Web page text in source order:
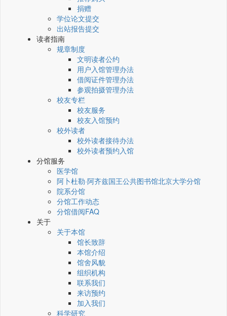
捐赠
学位论文提交
出站报告提交
读者指南
规章制度
文明读者公约
用户入馆管理办法
借阅证件管理办法
参观拍摄管理办法
校友专栏
校友服务
校友入馆预约
校外读者
校外读者接待办法
校外读者预约入馆
分馆服务
医学馆
阿卜杜勒·阿齐兹国王公共图书馆北京大学分馆
院系分馆
分馆工作动态
分馆借阅FAQ
关于
关于本馆
馆长致辞
本馆介绍
馆舍风貌
组织机构
联系我们
来访预约
加入我们
科学研究